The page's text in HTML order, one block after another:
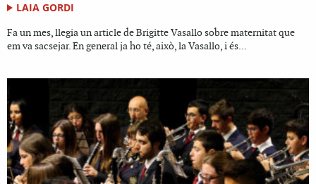
LAIA GORDI
Fa un mes, llegia un article de Brigitte Vasallo sobre maternitat que
em va sacsejar. En general ja ho té, això, la Vasallo, i és...